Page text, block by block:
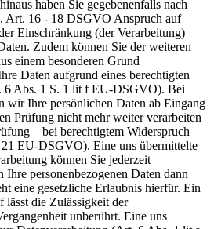
haben Sie gegebenenfalls nach
Art. 16 - 18 DSGVO Anspruch auf
Einschränkung (der Verarbeitung)
Zudem können Sie der weiteren
einem besonderen Grund
Daten aufgrund eines berechtigten
6 Abs. 1 S. 1 lit f EU-DSGVO). Bei
wir Ihre persönlichen Daten ab Eingang
Prüfung nicht mehr weiter verarbeiten
– bei berechtigtem Widerspruch –
EU-DSGVO). Eine uns übermittelte
können Sie jederzeit
personenbezogenen Daten dann
eine gesetzliche Erlaubnis hierfür. Ein
lässt die Zulässigkeit der
unberührt. Eine uns